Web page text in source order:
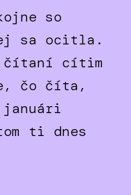
so
sa ocitla.
čítaní cítim
čo číta,
januári
ti dnes